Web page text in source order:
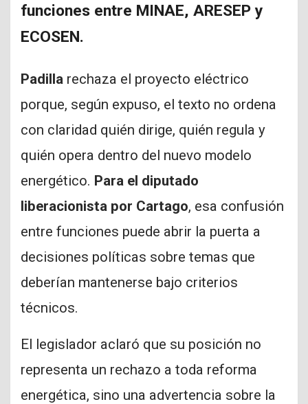
funciones entre MINAE, ARESEP y
ECOSEN.
Padilla rechaza el proyecto eléctrico
porque, según expuso, el texto no ordena
con claridad quién dirige, quién regula y
quién opera dentro del nuevo modelo
energético. Para el diputado
liberacionista por Cartago, esa confusión
entre funciones puede abrir la puerta a
decisiones políticas sobre temas que
deberían mantenerse bajo criterios
técnicos.
El legislador aclaró que su posición no
representa un rechazo a toda reforma
energética, sino una advertencia sobre la